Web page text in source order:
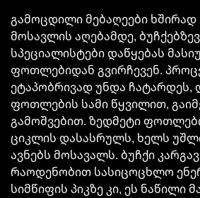
გამოცდილი მებაღეები ხშირად
მოსავლის აღებამდე,
სპეციალისტები დაწყებას
ფოთლებიდან გვირჩევენ.
ეტაპობრივად უნდა ჩატარდეს,
ფოთლების სამი წყვილით,
გამოშვებით. ზედმეტი
ციკლის დასასრულს, ხელს
ავნებს მოსავალს. ბუჩქი
რაოდენობით სასიცოცხლო
სიმწიფის პიკზე კი, ეს ნაწილი